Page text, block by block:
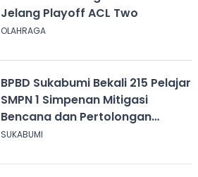
Jelang Playoff ACL Two
OLAHRAGA
BPBD Sukabumi Bekali 215 Pelajar
SMPN 1 Simpenan Mitigasi
Bencana dan Pertolongan
Psikologis
SUKABUMI